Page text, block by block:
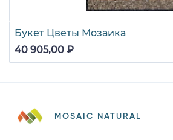
Букет Цветы Мозаика
40 905,00 ₽
MOSAIC NATURAL